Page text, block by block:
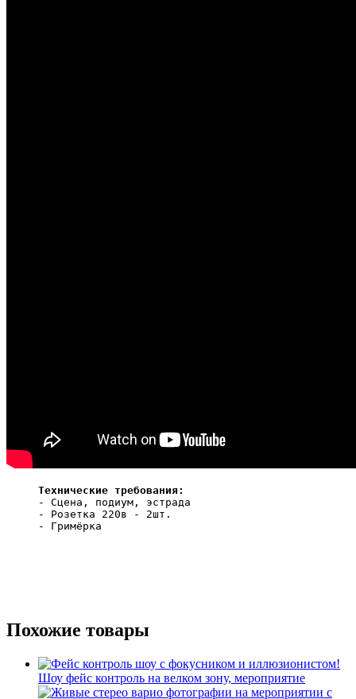
Технические требования:
- Сцена, подиум, эстрада
- Розетка 220в - 2шт.
- Гримёрка
Похожие товары
Шоу фейс контроль на велком зону, мероприятие